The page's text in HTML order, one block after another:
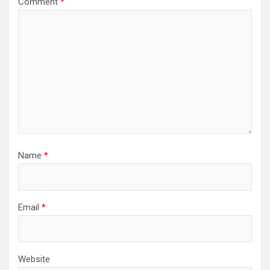
Name *
Email *
Website